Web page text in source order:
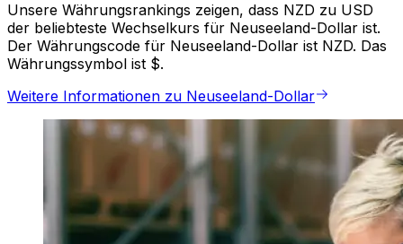
Unsere Währungsrankings zeigen, dass NZD zu USD
der beliebteste Wechselkurs für Neuseeland-Dollar ist.
Der Währungscode für Neuseeland-Dollar ist NZD. Das
Währungssymbol ist $.
Weitere Informationen zu Neuseeland-Dollar